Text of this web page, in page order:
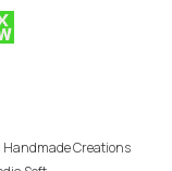
Creations